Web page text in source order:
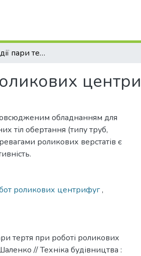
Аналіз взаємодії пари тертя при роботі роликових центрифуг
обладнанням для
тіл обертання (типу труб,
роликових верстатів є
роликових центрифуг,
тертя при роботі роликових
// Техніка будівництва :